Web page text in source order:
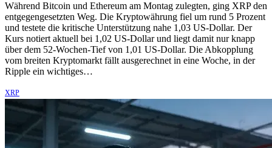
Während Bitcoin und Ethereum am Montag zulegten, ging XRP den
entgegengesetzten Weg. Die Kryptowährung fiel um rund 5 Prozent
und testete die kritische Unterstützung nahe 1,03 US-Dollar. Der
Kurs notiert aktuell bei 1,02 US-Dollar und liegt damit nur knapp
über dem 52-Wochen-Tief von 1,01 US-Dollar. Die Abkopplung
vom breiten Kryptomarkt fällt ausgerechnet in eine Woche, in der
Ripple ein wichtiges…
XRP